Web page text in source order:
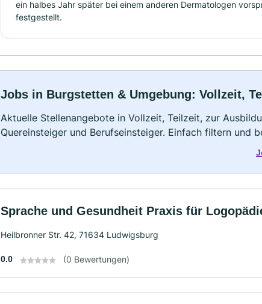
ein halbes Jahr später bei einem anderen Dermatologen
festgestellt.
Jobs in Burgstetten & Umgebung: Vollzeit,
Aktuelle Stellenangebote in Vollzeit, Teilzeit, zur
Quereinsteiger und Berufseinsteiger. Einfach filtern und
Sprache und Gesundheit Praxis für
Heilbronner Str. 42, 71634 Ludwigsburg
0.0 (0 Bewertungen)